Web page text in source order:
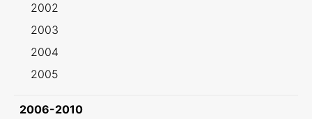
2002
2003
2004
2005
2006-2010